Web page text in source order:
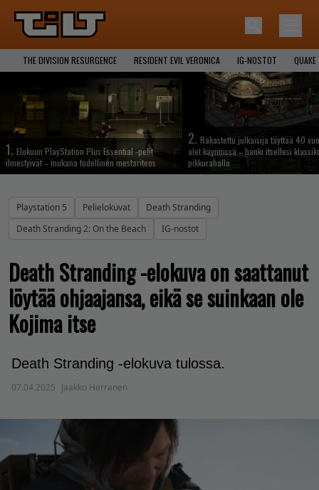
THE DIVISION RESURGENCE RESIDENT EVIL VERONICA IG-NOSTOT QUAKE
1. Elokuun PlayStation Plus Essential -pelit
ilmestyivät – mukana todellinen mestariteos
2. Rakastettu julkaisija täyttää 40
alet käynnissä – hanki itsellesi
pikkurahalla
Playstation 5 Pelielokuvat
Death Stranding
Death Stranding 2: On the Beach
IG-nostot
Death Stranding -elokuva on saattanut
löytää ohjaajansa, eikä se suinkaan ole
Kojima itse
Death Stranding -elokuva tulossa.
07.04.2025 Jaakko Herranen